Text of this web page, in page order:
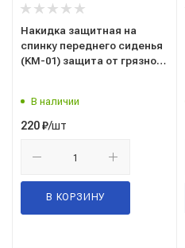
Накидка защитная на
спинку переднего сиденья
(KM-01) защита от грязной
В наличии
220₽/шт
В КОРЗИНУ